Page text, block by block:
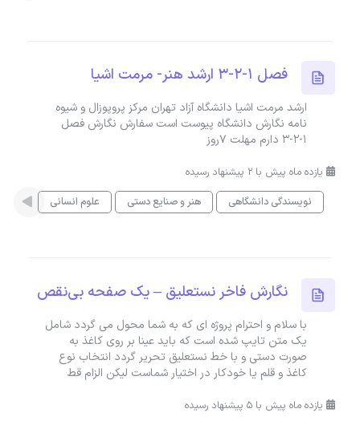
فصل ۱-۲-۳ ارشد هنر- مرمت اشیا
ارشد مرمت اشیا دانشگاه آزاد تهران مرکز پروپوزال و شیوه
نامه نگارش دانشگاه پیوست است سفارش نگارش فصل
۱-۲-۳ دارم مهلت ۷روز
یازده ماه پیش با 2 پیشنهاد رسیده
نویسندگی دانشگاهی
هنر و صنایع دستی علوم انسانی
نگارش فاخر نستعلیق – یک صفحه بی‌نقص
با سلام و احترام پروژه‌ ای که به شما محول می‌ گردد شامل
یک متن تایپ‌ شده است که باید عینا بر روی کاغذ به‌
صورت دستی و با خط نستعلیق تحریر گردد انتخاب نوع
کاغذ و قلم یا خودکار در اختیار شماست لیکن الزام قط
یازده ماه پیش با 5 پیشنهاد رسیده